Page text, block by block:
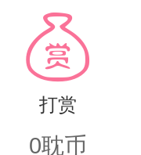
打赏
0耽币